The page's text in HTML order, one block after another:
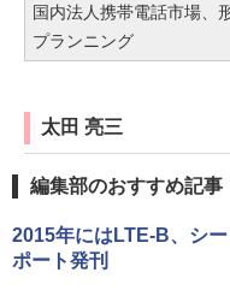
国内法人携帯電話市場、
プランニング
太田 亮三
編集部のおすすめ記事
2015年にはLTE-B、シ
ポート発刊